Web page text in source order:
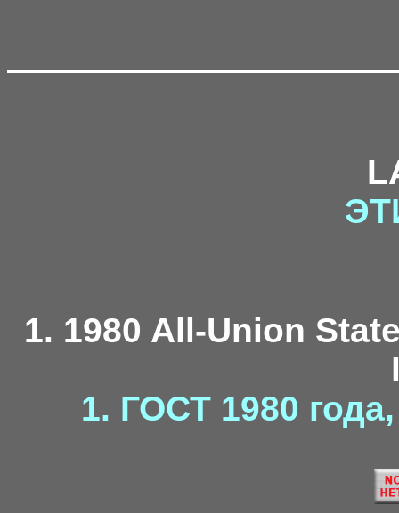
1. 1980 All-Union
1. ГОСТ 1980